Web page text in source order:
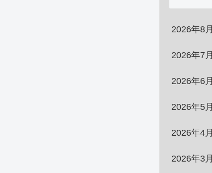
2026年8月
2026年7月
2026年6月
2026年5月
2026年4月
2026年3月